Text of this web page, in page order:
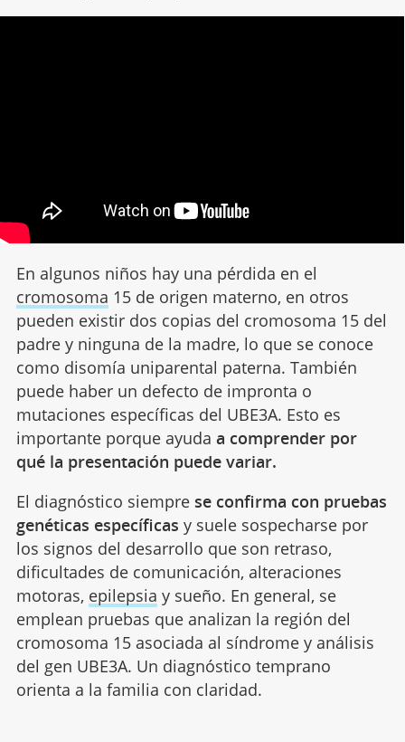
En algunos niños hay una pérdida en el
cromosoma 15 de origen materno, en otros
pueden existir dos copias del cromosoma 15 del
padre y ninguna de la madre, lo que se conoce
como disomía uniparental paterna. También
puede haber un defecto de impronta o
mutaciones específicas del UBE3A. Esto es
importante porque ayuda a comprender por
qué la presentación puede variar.
El diagnóstico siempre se confirma con pruebas
genéticas específicas y suele sospecharse por
los signos del desarrollo que son retraso,
dificultades de comunicación, alteraciones
motoras, epilepsia y sueño. En general, se
emplean pruebas que analizan la región del
cromosoma 15 asociada al síndrome y análisis
del gen UBE3A. Un diagnóstico temprano
orienta a la familia con claridad.